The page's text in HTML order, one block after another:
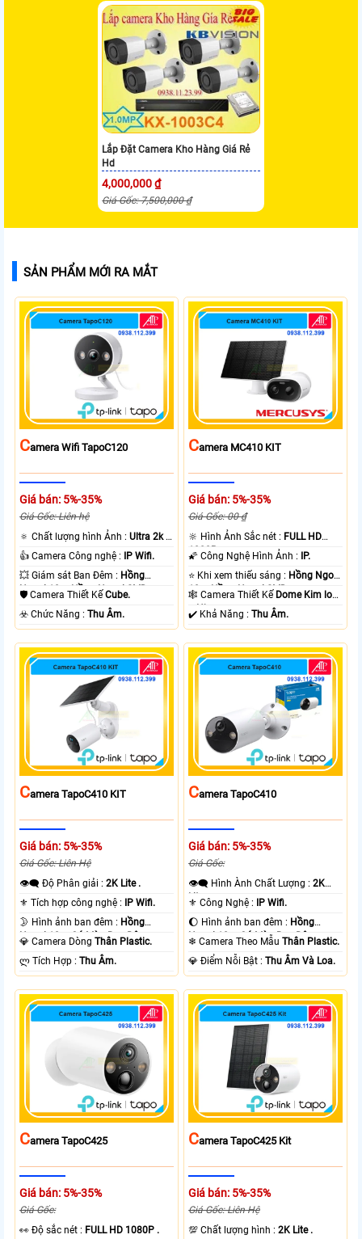
Lắp Đặt Camera Kho Hàng Giá Rẻ
Hd
4,000,000 ₫
Giá Gốc: 7,500,000 ₫
SẢN PHẨM MỚI RA MẮT
CAmera Wifi TapoC120
Giá bán: 5%-35%
Giá Gốc: Liên hệ
🔅 Chất lượng hình Ảnh :Ultra 2k +
.
👍 Camera Công nghệ :
IP Wifi.
💥 Giám sát Ban Đêm : Hồng
Ngoại 10m Hồng Ngoại SMD.
🛡 Camera Thiết KếCube.
️☣️ Chức Năng :Thu Âm.
CAmera MC410 KIT
Giá bán: 5%-35%
Giá Gốc: 00 ₫
🔆 Hình Ảnh Sắc nét : FULL HD
1080P .
🌠 Công Nghệ Hình Ảnh :
IP.
⭐ Khi xem thiếu sáng : Hồng Ngoại
10m Hồng Ngoại SMD.
🕸️ Camera Thiết Kế Dome Kim loại
+ Nhựa.
️✔️ Khả Năng :Thu Âm.
CAmera TapoC410 KIT
Giá bán: 5%-35%
Giá Gốc: Liên Hệ
👁️‍🗨 Độ Phân giải :2K Lite .
⚜️ Tích hợp công nghệ :
IP Wifi.
🌛 Hình ảnh ban đêm : Hồng
Ngoại 10m Có Màu Ban Ðêm.
💎 Camera DòngThân Plastic.
️ლ Tích Hợp :Thu Âm.
CAmera TapoC410
Giá bán: 5%-35%
Giá Gốc:
👁️‍🗨 Hình Ành Chất Lượng :2K
Lite .
⚜️ Công Nghệ :
IP Wifi.
🌔 Hình ảnh ban đêm : Hồng
Ngoại 10m Có Màu Ban Ðêm.
❄ Camera Theo MẫuThân Plastic.
️💎 Điểm Nỗi Bật :Thu Âm Và Loa.
CAmera TapoC425
Giá bán: 5%-35%
Giá Gốc:
️👀 Độ sắc nét : FULL HD 1080P .
CAmera TapoC425 Kit
Giá bán: 5%-35%
Giá Gốc: Liên Hệ
💯 Chất lượng hình :2K Lite .